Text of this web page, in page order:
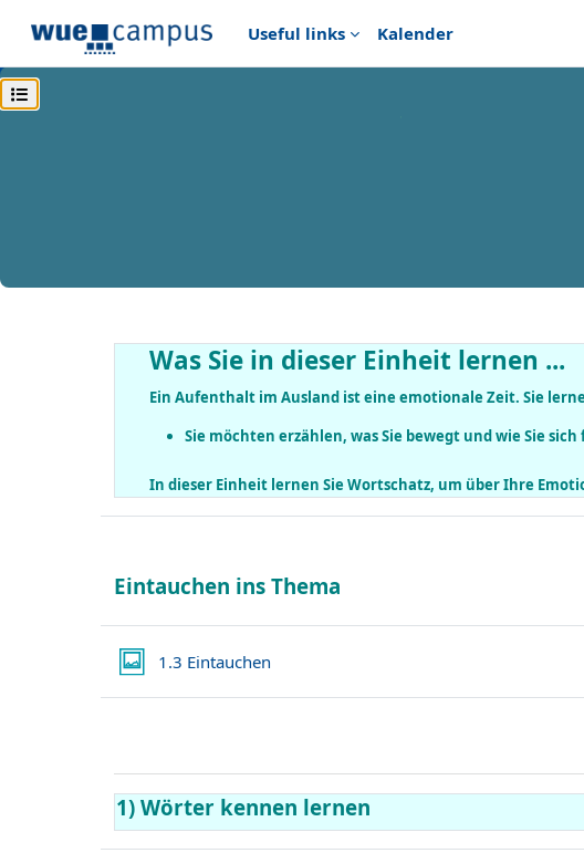
Useful links
Kalender
Kursindex öffnen
Was Sie in dieser Einheit lernen ...
Ein Aufenthalt im Ausland ist eine emotionale Zeit. Sie
Sie möchten erzählen, was Sie bewegt und wie Sie
In dieser Einheit lernen Sie Wortschatz, um über Ihre
Eintauchen ins Thema
1.3 Eintauchen
1) Wörter kennen lernen